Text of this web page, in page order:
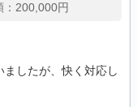
：200,000円
したが、快く対応し